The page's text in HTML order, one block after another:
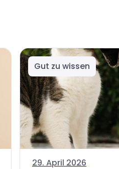
Gut zu wissen
29. April 2026